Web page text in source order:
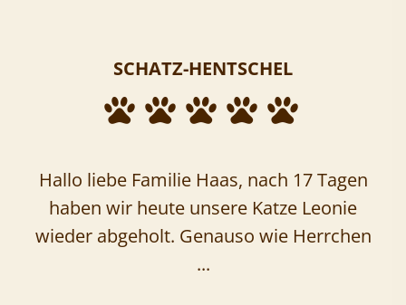
SCHATZ-HENTSCHEL
Hallo liebe Familie Haas, nach 17 Tagen
haben wir heute unsere Katze Leonie
wieder abgeholt. Genauso wie Herrchen
...